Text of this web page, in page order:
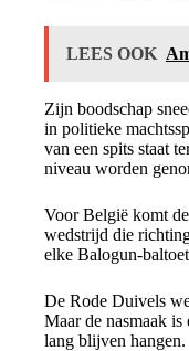
LEES OOK
Zijn boodschap
in politieke
van een spits staat
niveau worden
Voor België komt
wedstrijd die
elke Balogun-
De Rode Duivels
Maar de nasmaak
lang blijven hangen.